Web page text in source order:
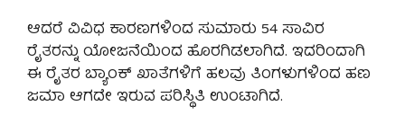
ಆದರೆ ವಿವಿಧ ಕಾರಣಗಳಿಂದ ಸುಮಾರು 54 ಸಾವಿರ
ರೈತರನ್ನು ಯೋಜನೆಯಿಂದ ಹೊರಗಿಡಲಾಗಿದೆ. ಇದರಿಂದಾಗಿ
ಈ ರೈತರ ಬ್ಯಾಂಕ್ ಖಾತೆಗಳಿಗೆ ಹಲವು ತಿಂಗಳುಗಳಿಂದ ಹಣ
ಜಮಾ ಆಗದೇ ಇರುವ ಪರಿಸ್ಥಿತಿ ಉಂಟಾಗಿದೆ.